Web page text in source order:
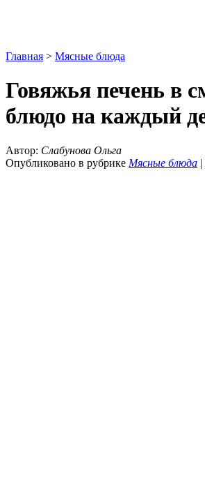
Главная > Мясные блюда
Говяжья печень в
блюдо на каждый
Автор: Слабунова Ольга
Опубликовано в рубрике Мясные блюда |